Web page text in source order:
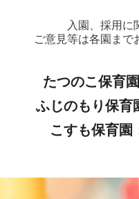
入園、採用に
ご意見等は各園まで
たつのこ保育
ふじのもり保
こすも保育